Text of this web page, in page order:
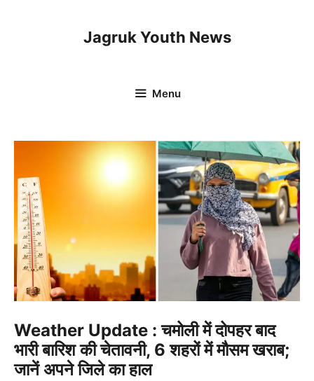
Jagruk Youth News
Menu
Weather Update : चमोली में दोपहर बाद
भारी बारिश की चेतावनी, 6 शहरों में मौसम खराब;
जानें अपने जिले का हाल